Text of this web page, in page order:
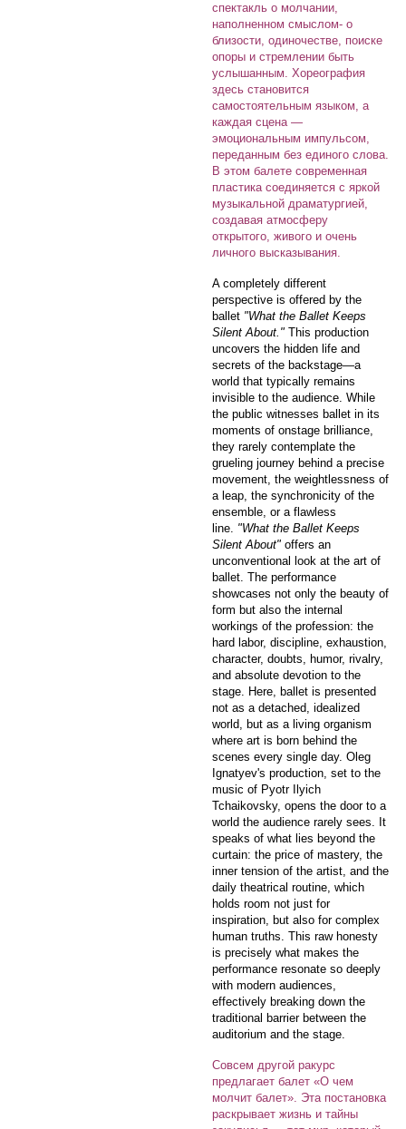
спектакль о молчании,
наполненном смыслом- о
близости, одиночестве, поиске
опоры и стремлении быть
услышанным. Хореография
здесь становится
самостоятельным языком, а
каждая сцена —
эмоциональным импульсом,
переданным без единого слова.
В этом балете современная
пластика соединяется с яркой
музыкальной драматургией,
создавая атмосферу
открытого, живого и очень
личного высказывания.
A completely different
perspective is offered by the
ballet "What the Ballet Keeps
Silent About." This production
uncovers the hidden life and
secrets of the backstage—a
world that typically remains
invisible to the audience. While
the public witnesses ballet in its
moments of onstage brilliance,
they rarely contemplate the
grueling journey behind a precise
movement, the weightlessness of
a leap, the synchronicity of the
ensemble, or a flawless
line. "What the Ballet Keeps
Silent About" offers an
unconventional look at the art of
ballet. The performance
showcases not only the beauty of
form but also the internal
workings of the profession: the
hard labor, discipline, exhaustion,
character, doubts, humor, rivalry,
and absolute devotion to the
stage. Here, ballet is presented
not as a detached, idealized
world, but as a living organism
where art is born behind the
scenes every single day. Oleg
Ignatyev's production, set to the
music of Pyotr Ilyich
Tchaikovsky, opens the door to a
world the audience rarely sees. It
speaks of what lies beyond the
curtain: the price of mastery, the
inner tension of the artist, and the
daily theatrical routine, which
holds room not just for
inspiration, but also for complex
human truths. This raw honesty
is precisely what makes the
performance resonate so deeply
with modern audiences,
effectively breaking down the
traditional barrier between the
auditorium and the stage.
Совсем другой ракурс
предлагает балет «О чем
молчит балет». Эта постановка
раскрывает жизнь и тайны